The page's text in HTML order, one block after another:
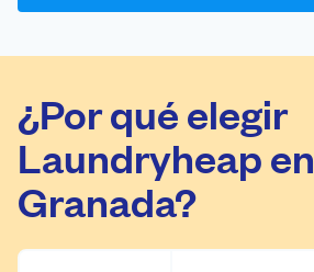
New Heavenly
¿Por qué elegir
Laundryheap en
Granada?